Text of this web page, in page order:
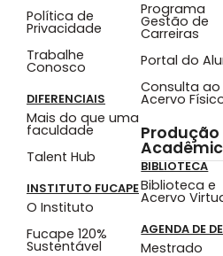
Política de
Privacidade
Trabalhe
Conosco
DIFERENCIAIS
Mais do que uma
faculdade
Talent Hub
INSTITUTO FUCAPE
O Instituto
Fucape 120%
Sustentável
Programa
Gestão de
Carreiras
Portal do
Consulta ao
Acervo
Produção
BIBLIOTECA
Biblioteca e
Acervo
AGENDA DE
Mestrado